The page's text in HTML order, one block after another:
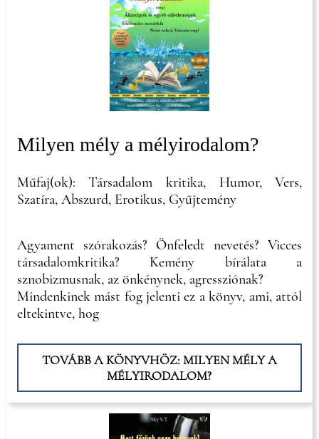
Milyen mély a mélyirodalom?
Műfaj(ok): Társadalom kritika, Humor, Vers,
Szatíra, Abszurd, Erotikus, Gyűjtemény
Agyament szórakozás? Önfeledt nevetés? Vicces
társadalomkritika? Kemény bírálata a
sznobizmusnak, az önkénynek, agressziónak?
Mindenkinek mást fog jelenti ez a könyv, ami, attól
eltekintve, hog
TOVÁBB A KÖNYVHÖZ: MILYEN MÉLY A
MÉLYIRODALOM?